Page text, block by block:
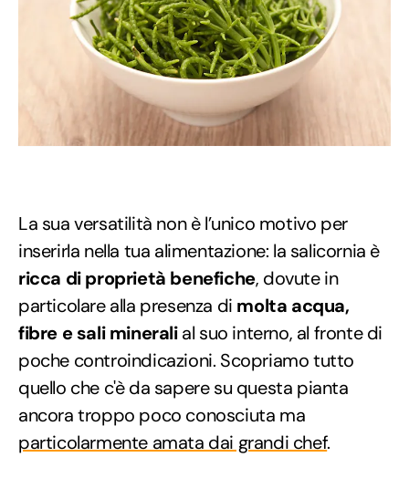
La sua versatilità non è l’unico motivo per
inserirla nella tua alimentazione: la salicornia è
ricca di proprietà benefiche, dovute in
particolare alla presenza di molta acqua,
fibre e sali mineralial suo interno, al fronte di
poche controindicazioni. Scopriamo tutto
quello che c'è da sapere su questa pianta
ancora troppo poco conosciuta ma
particolarmente amata dai grandi chef.